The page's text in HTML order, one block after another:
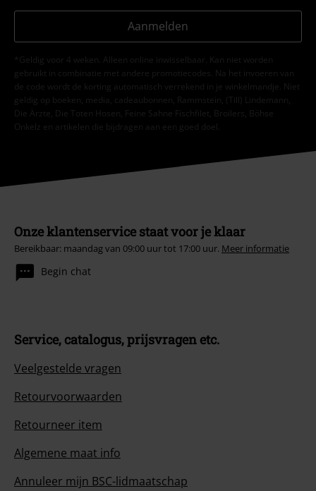
Aanmelden
*Geldig voor 4 weken. Alleen online inwisselbaar. Kan niet worden
gebruikt in combinatie met andere promotiecodes. Na het invoeren van
de code wordt de korting automatisch verrekend in je winkelmandje. Niet
geldig op boeken, media, cadeaubonnen, Rammstein, (Till) Lindemann,
Die Ärzte, Die Toten Hosen, Feine Sahne Fischfilet, Broilers, Böhse
Onkelz en artikelen die bijdragen aan een goed doel.
Onze klantenservice staat voor je klaar
Bereikbaar: maandag van 09:00 uur tot 17:00 uur. Meer informatie
Begin chat
Service, catalogus, prijsvragen etc.
Veelgestelde vragen
Retourvoorwaarden
Retourneer item
Algemene maat info
Annuleer mijn BSC-lidmaatschap